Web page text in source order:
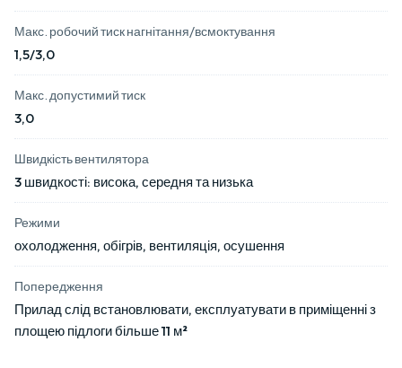
Макс. робочий тиск нагнітання/всмоктування
1,5/3,0
Макс. допустимий тиск
3,0
Швидкість вентилятора
3 швидкості: висока, середня та низька
Режими
охолодження, обігрів, вентиляція, осушення
Попередження
Прилад слід встановлювати, експлуатувати в приміщенні з
площею підлоги більше 11 м²